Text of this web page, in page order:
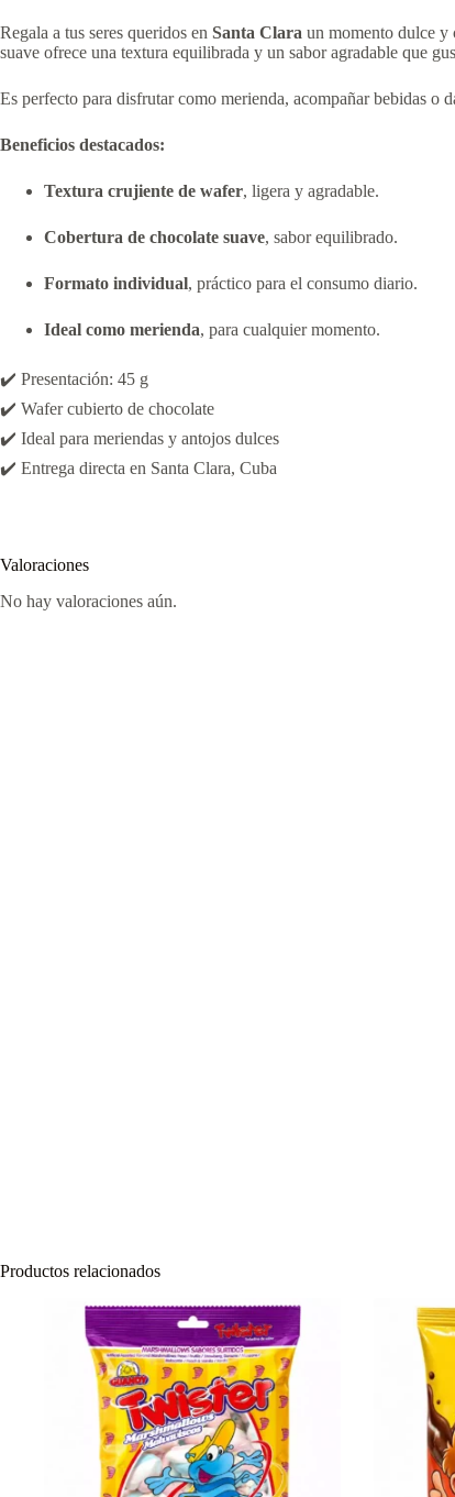
Regala a tus seres queridos en Santa Clara un momento dulce y
suave ofrece una textura equilibrada y un sabor agradable que
Es perfecto para disfrutar como merienda, acompañar bebidas
Beneficios destacados:
Textura crujiente de wafer, ligera y agradable.
Cobertura de chocolate suave, sabor equilibrado.
Formato individual, práctico para el consumo diario.
Ideal como merienda, para cualquier momento.
✔️ Presentación: 45 g
✔️ Wafer cubierto de chocolate
✔️ Ideal para meriendas y antojos dulces
✔️ Entrega directa en Santa Clara, Cuba
Valoraciones
No hay valoraciones aún.
Productos relacionados